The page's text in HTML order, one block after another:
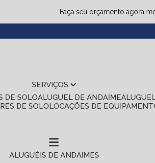
Faça seu orçamento agora
SERVIÇOS
DE SOLO ALUGUEL DE ANDAIME
DE SOLO LOCAÇÕES DE
ALUGUÉIS DE ANDAIMES